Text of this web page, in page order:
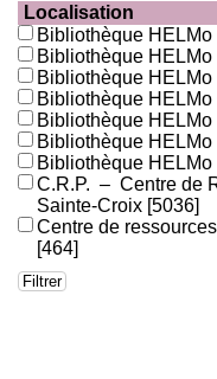
Localisation
Bibliothèque
Bibliothèque
Bibliothèque
Bibliothèque HELMo
Bibliothèque HELMo
Bibliothèque HELMo
Bibliothèque
C.R.P. – Centre de
Sainte-Croix [5036]
Centre de
[464]